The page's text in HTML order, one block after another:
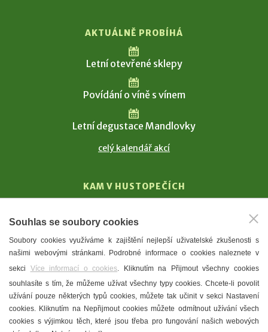
AKTUÁLNĚ PROBÍHÁ
Letní otevřené sklepy
Povídání o víně s vínem
Letní degustace Mandlovky
celý kalendář akcí
KAM V HUSTOPEČÍCH
T. G. Masaryk
Mandloně
Ubytování
Restaurace
Městské muzeum a galerie
Denní meníčka
Souhlas se soubory cookies
Soubory cookies využíváme k zajištění nejlepší uživatelské zkušenosti s
našimi webovými stránkami. Podrobné informace o cookies naleznete v
sekci Více informací o cookies. Kliknutím na Přijmout všechny cookies
souhlasíte s tím, že můžeme užívat všechny typy cookies. Chcete-li povolit
užívání pouze některých typů cookies, můžete tak učinit v sekci Nastavení
cookies. Kliknutím na Nepřijmout cookies můžete odmítnout užívání všech
cookies s výjimkou těch, které jsou třeba pro fungování našich webových